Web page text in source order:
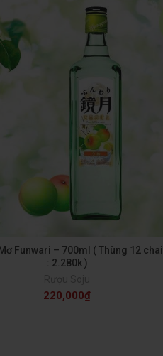
Funwari – 700ml ( Thùng 12 chai
: 2.280k )
220,000₫